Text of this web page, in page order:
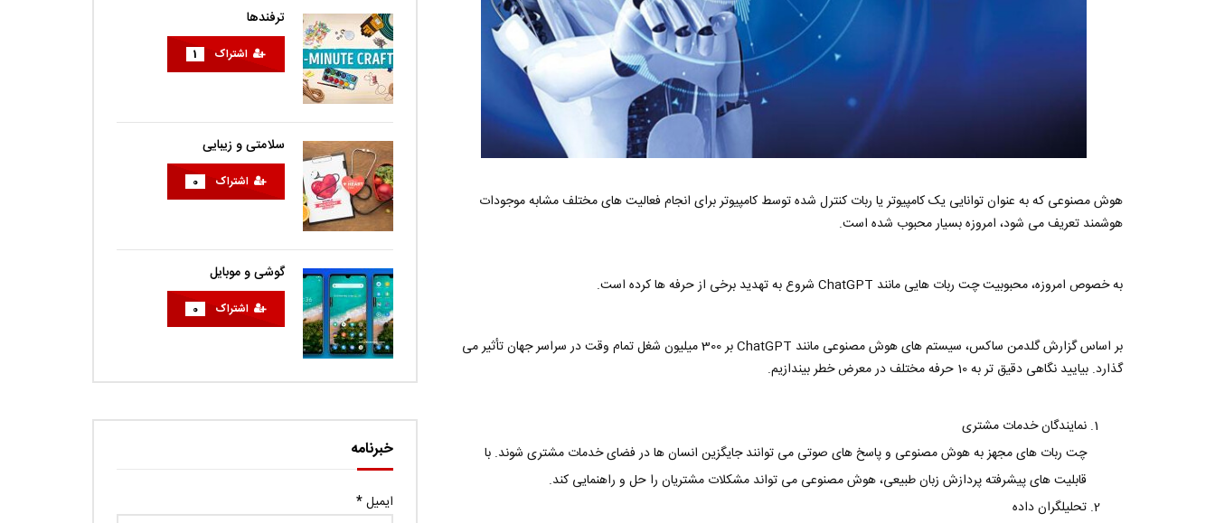
هوش مصنوعی که به عنوان توانایی یک کامپیوتر یا ربات کنترل شده توسط کامپیوتر برای انجام فعالیت های مختلف مشابه موجودات
هوشمند تعریف می شود، امروزه بسیار محبوب شده است.
به خصوص امروزه، محبوبیت چت ربات هایی مانند ChatGPT شروع به تهدید برخی از حرفه ها کرده است.
بر اساس گزارش گلدمن ساکس، سیستم های هوش مصنوعی مانند ChatGPT بر 300 میلیون شغل تمام وقت در سراسر جهان تأثیر می
گذارد. بیایید نگاهی دقیق تر به 10 حرفه مختلف در معرض خطر بیندازیم.
نمایندگان خدمات مشتری
چت ربات های مجهز به هوش مصنوعی و پاسخ های صوتی می توانند جایگزین انسان ها در فضای خدمات مشتری شوند. با
قابلیت های پیشرفته پردازش زبان طبیعی، هوش مصنوعی می تواند مشکلات مشتریان را حل و راهنمایی کند.
تحلیلگران داده
ترفندها
اشتراک 1
سلامتی و زیبایی
اشتراک 0
گوشی و موبایل
اشتراک 0
خبرنامه
ایمیل*